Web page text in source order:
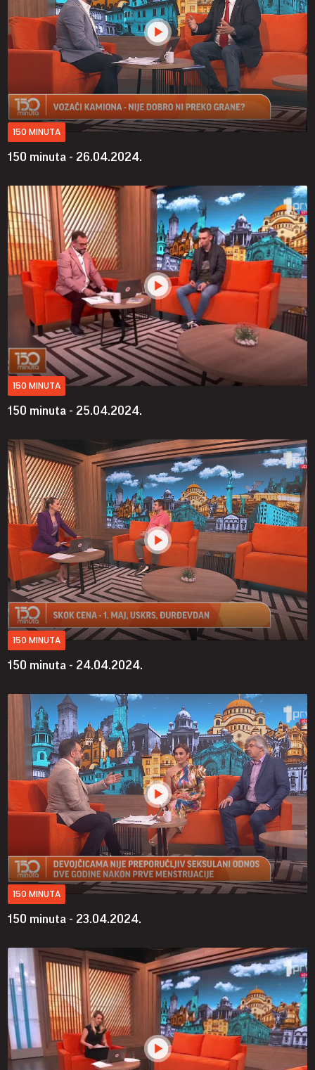
150 MINUTA
150 minuta - 26.04.2024.
150 MINUTA
150 minuta - 25.04.2024.
150 MINUTA
150 minuta - 24.04.2024.
150 MINUTA
150 minuta - 23.04.2024.